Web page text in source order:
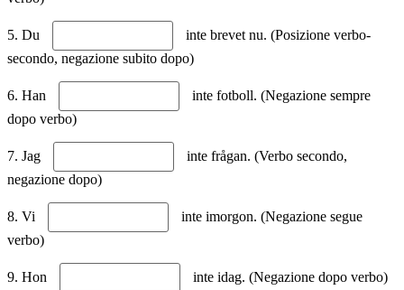
5. Du
inte brevet nu. (Posizione verbo-
secondo, negazione subito dopo)
6. Han
inte fotboll. (Negazione sempre
dopo verbo)
7. Jag
inte frågan. (Verbo secondo,
negazione dopo)
8. Vi
inte imorgon. (Negazione segue
verbo)
9. Hon inte idag. (Negazione dopo verbo)